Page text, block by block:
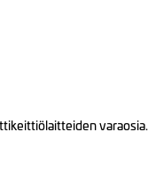
varaosia.